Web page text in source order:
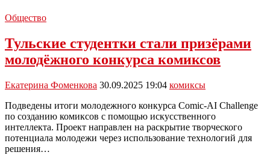
Общество
Тульские студентки стали призёрами
молодёжного конкурса комиксов
Екатерина Фоменкова 30.09.2025 19:04 комиксы
Подведены итоги молодежного конкурса Comic-AI Challenge
по созданию комиксов с помощью искусственного
интеллекта. Проект направлен на раскрытие творческого
потенциала молодежи через использование технологий для
решения…